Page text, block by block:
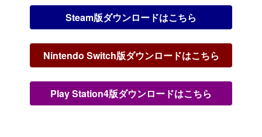
Steam版ダウンロードはこちら
Nintendo Switch版ダウンロードはこちら
Play Station4版ダウンロードはこちら